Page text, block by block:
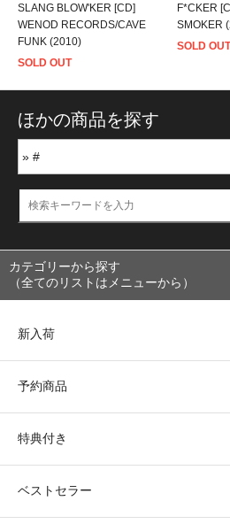
SLANG BLOW'KER [CD]
WENOD RECORDS/CAVE
FUNK (2010)
SOLD OUT
F*CKER
SMOKER
SOLD OUT
ほかの商品を探す
カテゴリーから探す
（全てのリストはメニューから）
新入荷
予約商品
特典付き
ベストセラー